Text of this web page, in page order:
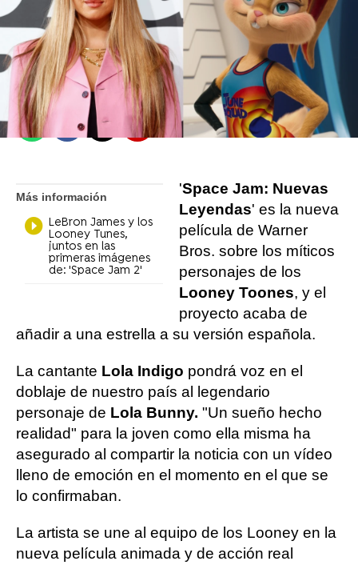
Se Estrena
Madrid
Publicado:28 de junio de 2021, 13:22
WhatsappFacebook Flipboard
Más información
LeBron James y los
Looney Tunes,
juntos en las
primeras imágenes
de: 'Space Jam 2'
'Space Jam: Nuevas
Leyendas' es la nueva
película de Warner
Bros. sobre los míticos
personajes de los
Looney Toones, y el
proyecto acaba de
añadir a una estrella a su versión española.
La cantante Lola Indigo pondrá voz en el
doblaje de nuestro país al legendario
personaje de Lola Bunny. "Un sueño hecho
realidad" para la joven como ella misma ha
asegurado al compartir la noticia con un vídeo
lleno de emoción en el momento en el que se
lo confirmaban.
La artista se une al equipo de los Looney en la
nueva película animada y de acción real